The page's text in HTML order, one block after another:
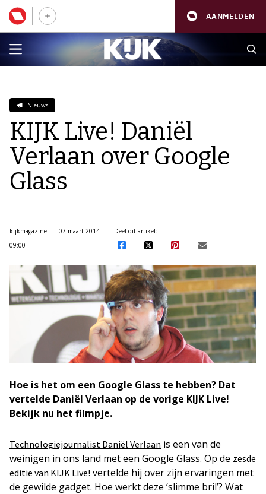
AANMELDEN
Nieuws
KIJK Live! Daniël
Verlaan over Google
Glass
kijkmagazine
07 maart 2014
09:00
Deel dit artikel:
Hoe is het om een Google Glass te hebben? Dat
vertelde Daniël Verlaan op de vorige KIJK Live!
Bekijk nu het filmpje.
Technologiejournalist Daniël Verlaan is een van de
weinigen in ons land met een Google Glass. Op de zesde
editie van KIJK Live! vertelde hij over zijn ervaringen met
de gewilde gadget. Hoe werkt deze ‘slimme bril’? Wat